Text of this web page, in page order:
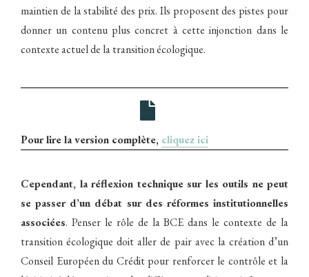
maintien de la stabilité des prix. Ils proposent des pistes pour
donner un contenu plus concret à cette injonction dans le
contexte actuel de la transition écologique.
Pour lire la version complète, cliquez ici
Cependant, la réflexion technique sur les outils ne peut
se passer d’un débat sur des réformes institutionnelles
associées. Penser le rôle de la BCE dans le contexte de la
transition écologique doit aller de pair avec la création d’un
Conseil Européen du Crédit pour renforcer le contrôle et la